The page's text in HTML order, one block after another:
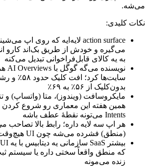
می‌شه.
نکات کلیدی:
action surface لایه‌ایه که روی اپ
می‌گیره و خودش از طریق بک‌اند کارو
به یه کالای قابل‌فراخوانی تبدیل می‌کنه
نویسنده می‌گه گوگل با AI Overviews
سایت‌ها کرد؛ افت کلیک حدود ۵۸٪ و
بدون‌کلیک از ۵۶٪ به ۶۹٪
مایکروسافت (ویندوز)، متا (واتساپ) و
همین هفته این معماری رو شروع کردن
Intents می‌تونه نقطهٔ عطف باشه
هر
اپ سه لایه داره؛ رابط بالا تصاحب
(منطق) فشرده می‌شه چون UI
بیشتر SaaS سازمانی یه دیتابیس با یه UI
که منطق واقعاً سختی داره یا سیستم
زنده می‌مونه